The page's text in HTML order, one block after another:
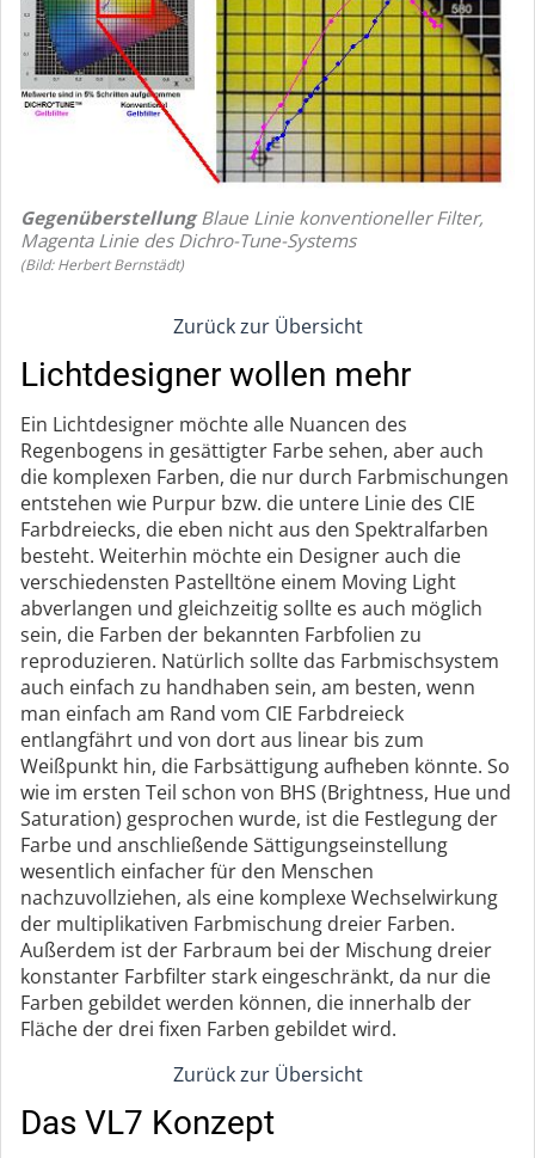
Gegenüberstellung Blaue Linie konventioneller Filter,
Magenta Linie des Dichro-Tune-Systems
(Bild: Herbert Bernstädt)
Zurück zur Übersicht
Lichtdesigner wollen mehr
Ein Lichtdesigner möchte alle Nuancen des
Regenbogens in gesättigter Farbe sehen, aber auch
die komplexen Farben, die nur durch Farbmischungen
entstehen wie Purpur bzw. die untere Linie des CIE
Farbdreiecks, die eben nicht aus den Spektralfarben
besteht. Weiterhin möchte ein Designer auch die
verschiedensten Pastelltöne einem Moving Light
abverlangen und gleichzeitig sollte es auch möglich
sein, die Farben der bekannten Farbfolien zu
reproduzieren. Natürlich sollte das Farbmischsystem
auch einfach zu handhaben sein, am besten, wenn
man einfach am Rand vom CIE Farbdreieck
entlangfährt und von dort aus linear bis zum
Weißpunkt hin, die Farbsättigung aufheben könnte. So
wie im ersten Teil schon von BHS (Brightness, Hue und
Saturation) gesprochen wurde, ist die Festlegung der
Farbe und anschließende Sättigungseinstellung
wesentlich einfacher für den Menschen
nachzuvollziehen, als eine komplexe Wechselwirkung
der multiplikativen Farbmischung dreier Farben.
Außerdem ist der Farbraum bei der Mischung dreier
konstanter Farbfilter stark eingeschränkt, da nur die
Farben gebildet werden können, die innerhalb der
Fläche der drei fixen Farben gebildet wird.
Zurück zur Übersicht
Das VL7 Konzept